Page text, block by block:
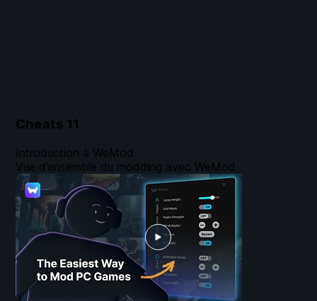
Cheats 11
Introduction à WeMod
Vue d’ensemble du modding avec WeMod